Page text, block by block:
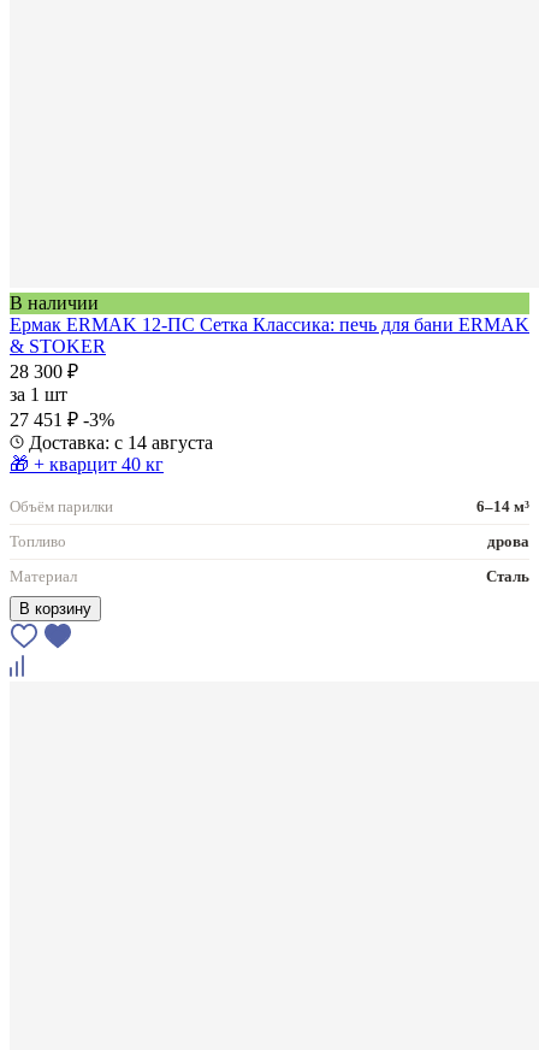
В наличии
Ермак ERMAK 12-ПС Сетка Классика: печь для бани ERMAK
& STOKER
28 300 ₽
за 1 шт
27 451 ₽ -3%
Доставка: с 14 августа
🎁 + кварцит 40 кг
Объём парилки
6–14 м³
Топливо
дрова
Материал
Сталь
В корзину